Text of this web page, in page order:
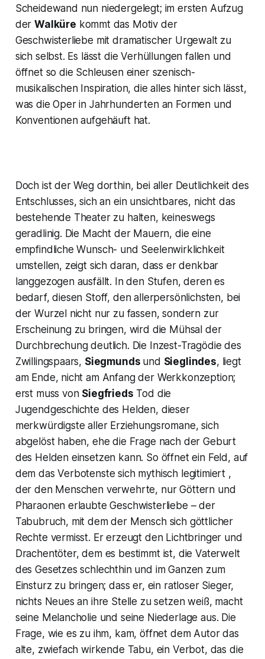
Scheidewand nun niedergelegt; im ersten Aufzug
derWalküre kommt das Motiv der
Geschwisterliebe mit dramatischer Urgewalt zu
sich selbst. Es lässt die Verhüllungen fallen und
öffnet so die Schleusen einer szenisch-
musikalischen Inspiration, die alles hinter sich lässt,
was die Oper in Jahrhunderten an Formen und
Konventionen aufgehäuft hat.
Doch ist der Weg dorthin, bei aller Deutlichkeit des
Entschlusses, sich an ein unsichtbares, nicht das
bestehende Theater zu halten, keineswegs
geradlinig. Die Macht der Mauern, die eine
empfindliche Wunsch- und Seelenwirklichkeit
umstellen, zeigt sich daran, dass er denkbar
langgezogen ausfällt. In den Stufen, deren es
bedarf, diesen Stoff, den allerpersönlichsten, bei
der Wurzel nicht nur zu fassen, sondern zur
Erscheinung zu bringen, wird die Mühsal der
Durchbrechung deutlich. Die Inzest-Tragödie des
Zwillingspaars, Siegmunds und Sieglindes, liegt
am Ende, nicht am Anfang der Werkkonzeption;
erst muss von Siegfrieds Tod die
Jugendgeschichte des Helden, dieser
merkwürdigste aller Erziehungsromane, sich
abgelöst haben, ehe die Frage nach der Geburt
des Helden einsetzen kann. So öffnet ein Feld, auf
dem das Verbotenste sich mythisch legitimiert ,
der den Menschen verwehrte, nur Göttern und
Pharaonen erlaubte Geschwisterliebe – der
Tabubruch, mit dem der Mensch sich göttlicher
Rechte vermisst. Er erzeugt den Lichtbringer und
Drachentöter, dem es bestimmt ist, die Vaterwelt
des Gesetzes schlechthin und im Ganzen zum
Einsturz zu bringen; dass er, ein ratloser Sieger,
nichts Neues an ihre Stelle zu setzen weiß, macht
seine Melancholie und seine Niederlage aus. Die
Frage, wie es zu ihm, kam, öffnet dem Autor das
alte, zwiefach wirkende Tabu, ein Verbot, das die